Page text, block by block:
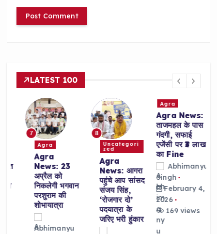
LATEST 100
Agra
Agra
News: 23
अप्रैल को
निकलेगी भगवान
परशुराम की
शोभायात्रा
Abhimanyu
Uncategori
zed
Agra
News: आगरा
पहुंचे आप सांसद
संजय सिंह,
‘रोजगार दो’
पदयात्रा के
जरिए भरी हुंकार
Agra
Agra News:
ताजमहल के पास
गंदगी, सफाई
एजेंसी पर ₹3 लाख
का Fine
Abhimanyu
Singh
February 4,
2026
169 views